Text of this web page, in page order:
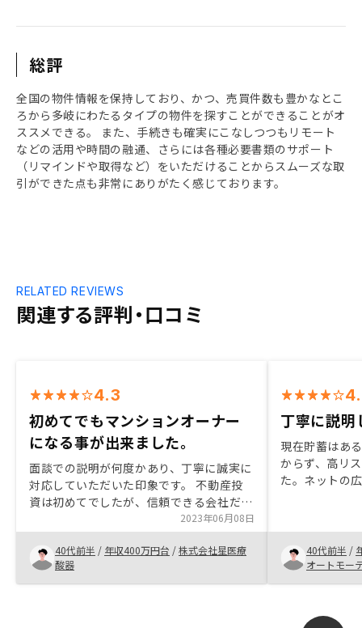
総評
全国の物件情報を保持しており、かつ、売買件数も豊かなとこ
ろから多岐にわたるタイプの物件を探すことができることがオ
ススメできる。 また、手続きも確実にこなしつつもリモート
などの活用や時間の融通、さらには各種必要書類のサポート
（リマインドや取得など）をいただけることからスムーズな取
引ができた点も非常にありがたく感じております。
関連する評判・口コミ
RELATED REVIEWS
4.3
初めてでもマンションオーナー
になる事が出来ました。
面談での説明が何度かあり、丁寧に誠実に
対応していただいた印象です。 不動産投
資は初めてでしたが、信頼できる会社だと
思いました。 個人の資産内での運用にお
いて、ちゃんとデータで解説してもらえた
ので信頼度が増しました。
2023年06月08日
40代前半 / 年収400万円台 /株式会社星医療
酸器
丁寧に説明
現在貯蓄はあ
からず、高リ
た。ネットの
私が求めてい
ることに決め
40代前半 /
オートモー